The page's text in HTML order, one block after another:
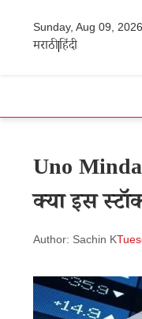
Sunday, Aug 09, 2026
मराठीहिंदी
Uno Minda
क्या इस
Author: Sachin K